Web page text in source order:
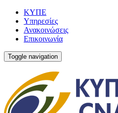
ΚΥΠΕ
Υπηρεσίες
Ανακοινώσεις
Επικοινωνία
Toggle navigation